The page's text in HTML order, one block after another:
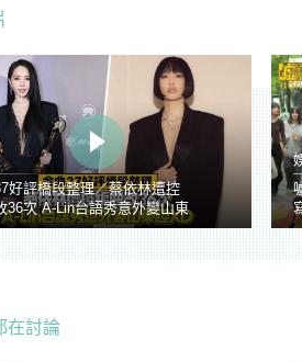
好評橋段整理／蔡依林遭控
36次 A-Lin台語秀意外變山東
在討論